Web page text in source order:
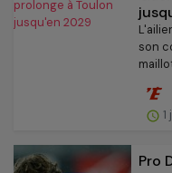
son
1
Pro